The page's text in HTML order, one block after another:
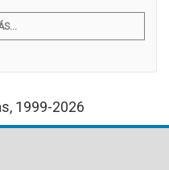
1999-2026